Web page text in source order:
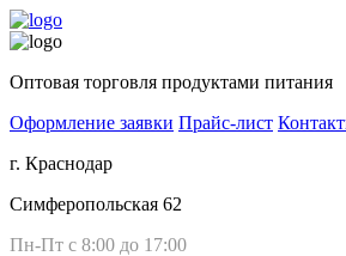
Оптовая торговля продуктами питания
Оформление заявки Прайс-лист
г. Краснодар
Симферопольская 62
Пн-Пт с 8:00 до 17:00